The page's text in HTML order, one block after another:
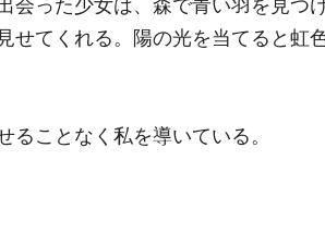
会った少女は、森で青い羽を見つ
せてくれる。陽の光を当てると虹
ることなく私を導いている。